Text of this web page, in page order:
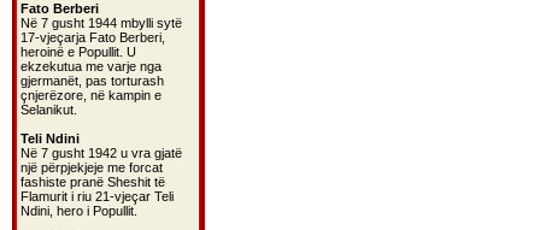
Fato Berberi
Në 7 gusht 1944 mbylli sytë
17-vjeçarja Fato Berberi,
heroinë e Popullit. U
ekzekutua me varje nga
gjermanët, pas torturash
çnjerëzore, në kampin e
Selanikut.
Teli Ndini
Në 7 gusht 1942 u vra gjatë
një përpjekjeje me forcat
fashiste pranë Sheshit të
Flamurit i riu 21-vjeçar Teli
Ndini, hero i Popullit.